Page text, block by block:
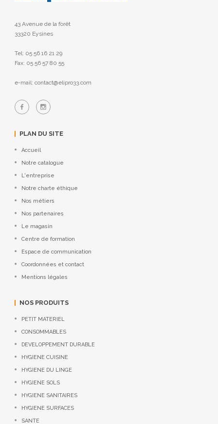
43 Avenue de la forêt
33320 Eysines
Tel: 05 56 16 21 29
Fax: 05 56 57 80 55
e-mail: contact@elipro33.com
PLAN DU SITE
Accueil
Notre catalogue
L'entreprise
Notre charte éthique
Nos métiers
Nos partenaires
Le magasin
Centre de formation
Espace de communication
Coordonnées et contact
Mentions légales
NOS PRODUITS
PETIT MATERIEL
CONSOMMABLES
DEVELOPPEMENT DURABLE
HYGIENE CUISINE
HYGIENE DU LINGE
HYGIENE SOLS
HYGIENE SANITAIRES
HYGIENE SURFACES
SANTE